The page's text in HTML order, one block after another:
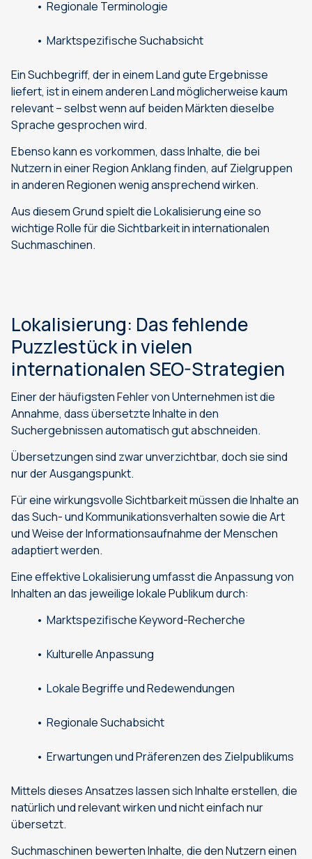
Regionale Terminologie
Marktspezifische Suchabsicht
Ein Suchbegriff, der in einem Land gute Ergebnisse
liefert, ist in einem anderen Land möglicherweise kaum
relevant – selbst wenn auf beiden Märkten dieselbe
Sprache gesprochen wird.
Ebenso kann es vorkommen, dass Inhalte, die bei
Nutzern in einer Region Anklang finden, auf Zielgruppen
in anderen Regionen wenig ansprechend wirken.
Aus diesem Grund spielt die Lokalisierung eine so
wichtige Rolle für die Sichtbarkeit in internationalen
Suchmaschinen.
Lokalisierung: Das fehlende
Puzzlestück in vielen
internationalen SEO-Strategien
Einer der häufigsten Fehler von Unternehmen ist die
Annahme, dass übersetzte Inhalte in den
Suchergebnissen automatisch gut abschneiden.
Übersetzungen sind zwar unverzichtbar, doch sie sind
nur der Ausgangspunkt.
Für eine wirkungsvolle Sichtbarkeit müssen die Inhalte an
das Such- und Kommunikationsverhalten sowie die Art
und Weise der Informationsaufnahme der Menschen
adaptiert werden.
Eine effektive Lokalisierung umfasst die Anpassung von
Inhalten an das jeweilige lokale Publikum durch:
Marktspezifische Keyword-Recherche
Kulturelle Anpassung
Lokale Begriffe und Redewendungen
Regionale Suchabsicht
Erwartungen und Präferenzen des Zielpublikums
Mittels dieses Ansatzes lassen sich Inhalte erstellen, die
natürlich und relevant wirken und nicht einfach nur
übersetzt.
Suchmaschinen bewerten Inhalte, die den Nutzern einen